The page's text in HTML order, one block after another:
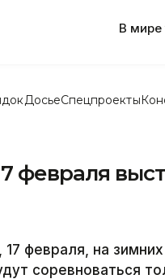
В мире
ДосьеСпецпроекты
февраля
февраля, на зимних
соревноваться